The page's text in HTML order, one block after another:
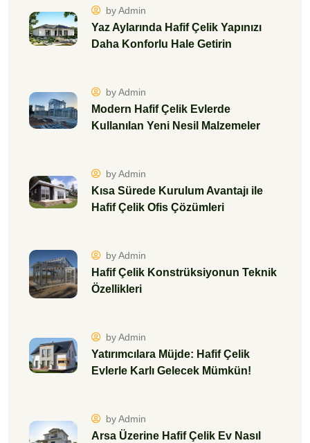
by Admin
Yaz Aylarında Hafif Çelik Yapınızı
Daha Konforlu Hale Getirin
by Admin
Modern Hafif Çelik Evlerde
Kullanılan Yeni Nesil Malzemeler
by Admin
Kısa Sürede Kurulum Avantajı ile
Hafif Çelik Ofis Çözümleri
by Admin
Hafif Çelik Konstrüksiyonun Teknik
Özellikleri
by Admin
Yatırımcılara Müjde: Hafif Çelik
Evlerle Karlı Gelecek Mümkün!
by Admin
Arsa Üzerine Hafif Çelik Ev Nasıl